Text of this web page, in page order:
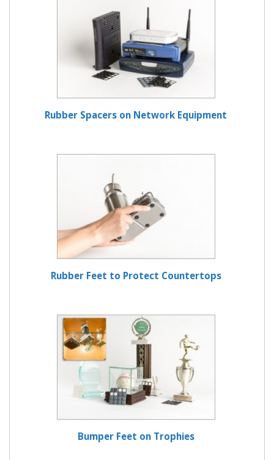
Rubber Spacers on Network Equipment
Rubber Feet to Protect Countertops
Bumper Feet on Trophies